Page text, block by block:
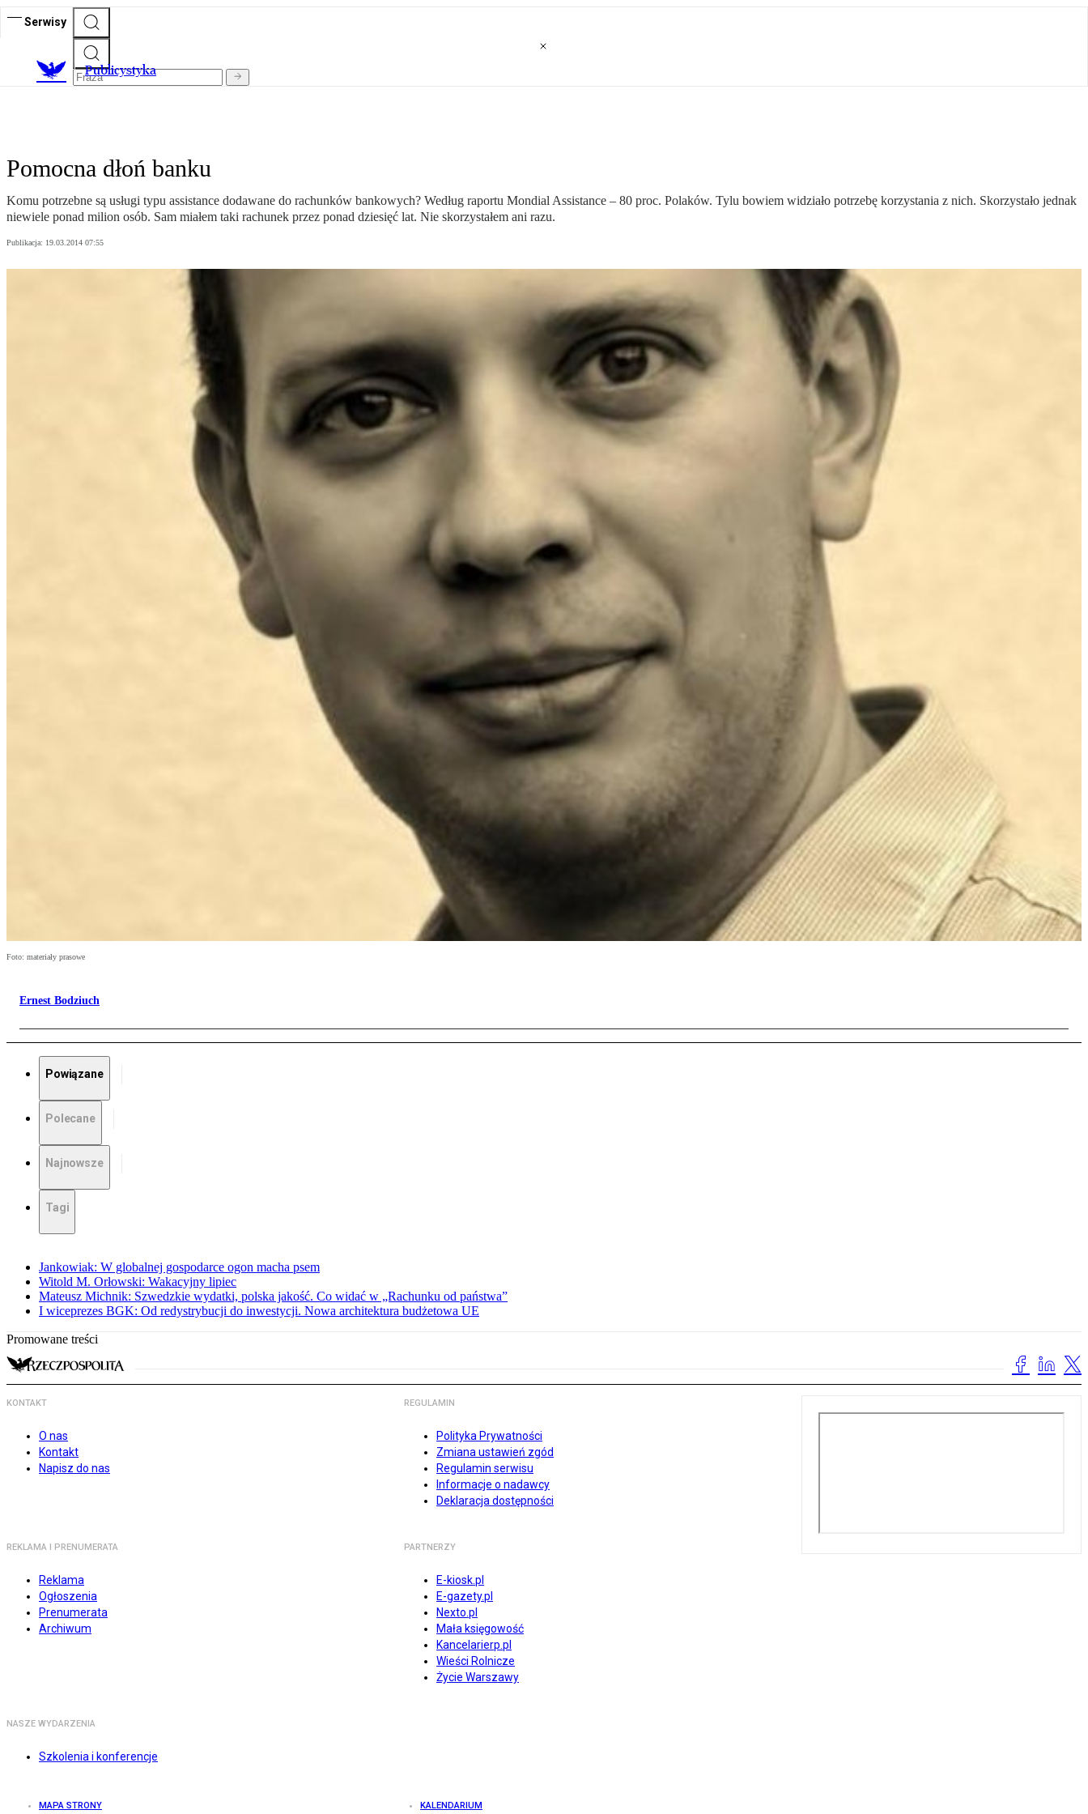
Serwisy
Publicystyka
Pomocna dłoń banku
Komu potrzebne są usługi typu assistance dodawane do rachunków bankowych? Według raportu Mondial Assistance – 80 proc. Polaków. Tylu bowiem widziało potrzebę korzystania z nich. Skorzystało jednak
niewiele ponad milion osób. Sam miałem taki rachunek przez ponad dziesięć lat. Nie skorzystałem ani razu.
Publikacja: 19.03.2014 07:55
Foto: materiały prasowe
Ernest Bodziuch
Powiązane
Polecane
Najnowsze
Tagi
Jankowiak: W globalnej gospodarce ogon macha psem
Witold M. Orłowski: Wakacyjny lipiec
Mateusz Michnik: Szwedzkie wydatki, polska jakość. Co widać w „Rachunku od państwa”
I wiceprezes BGK: Od redystrybucji do inwestycji. Nowa architektura budżetowa UE
Promowane treści
KONTAKT
O nas
Kontakt
Napisz do nas
REGULAMIN
Polityka Prywatności
Zmiana ustawień zgód
Regulamin serwisu
Informacje o nadawcy
Deklaracja dostępności
REKLAMA I PRENUMERATA
Reklama
Ogłoszenia
Prenumerata
Archiwum
PARTNERZY
E-kiosk.pl
E-gazety.pl
Nexto.pl
Mała księgowość
Kancelarierp.pl
Wieści Rolnicze
Życie Warszawy
NASZE WYDARZENIA
Szkolenia i konferencje
MAPA STRONY KALENDARIUM